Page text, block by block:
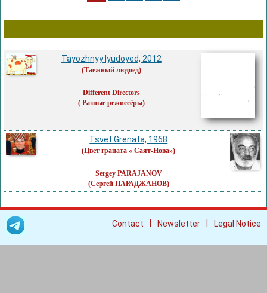
Tayozhnyy lyudoyed, 2012
(Таежный людоед)
Different Directors
( Разные режиссёры)
Tsvet Grenata, 1968
(Цвет граната « Саят-Нова»)
Sergey PARAJANOV
(Сергей ПАРАДЖАНОВ)
Contact Newsletter Legal Notice